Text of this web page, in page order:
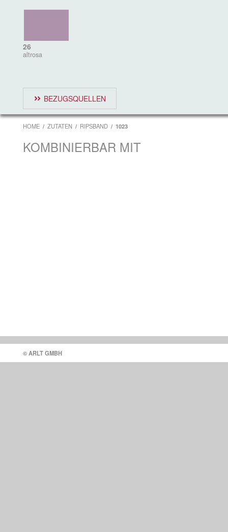
26
altrosa
BEZUGSQUELLEN
HOME ZUTATEN RIPSBAND 1023
KOMBINIERBAR MIT
© ARLT GMBH